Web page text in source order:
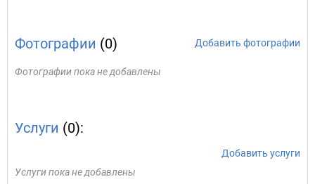
Фотографии (0) Добавить фотографии
Фотографии пока не добавлены
Услуги (0):
Добавить услуги
Услуги пока не добавлены